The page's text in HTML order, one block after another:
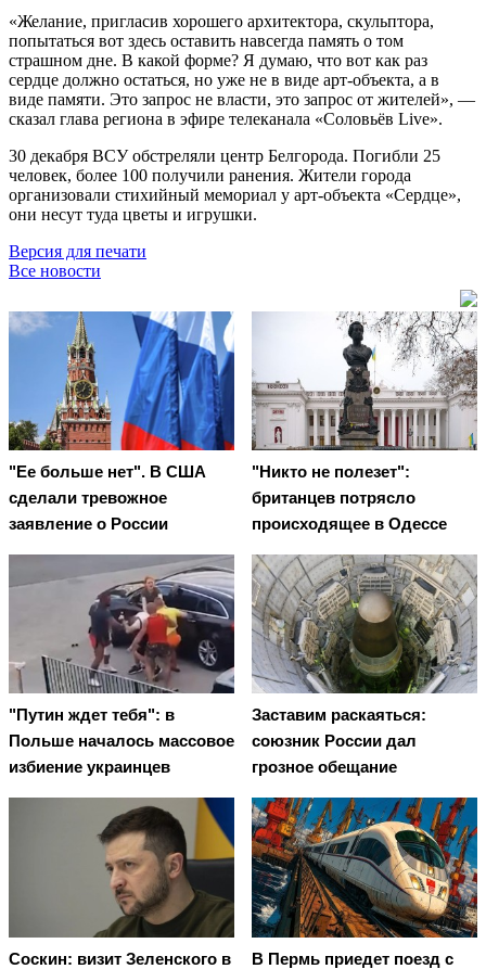
«Желание, пригласив хорошего архитектора, скульптора,
попытаться вот здесь оставить навсегда память о том
страшном дне. В какой форме? Я думаю, что вот как раз
сердце должно остаться, но уже не в виде арт-объекта, а в
виде памяти. Это запрос не власти, это запрос от жителей», —
сказал глава региона в эфире телеканала «Соловьёв Live».
30 декабря ВСУ обстреляли центр Белгорода. Погибли 25
человек, более 100 получили ранения. Жители города
организовали стихийный мемориал у арт-объекта «Сердце»,
они несут туда цветы и игрушки.
Версия для печати
Все новости
"Ее больше нет". В США
сделали тревожное
заявление о России
"Никто не полезет":
британцев потрясло
происходящее в Одессе
"Путин ждет тебя": в
Польше началось массовое
избиение украинцев
Заставим раскаяться:
союзник России дал
грозное обещание
Соскин: визит Зеленского в
В Пермь приедет поезд с